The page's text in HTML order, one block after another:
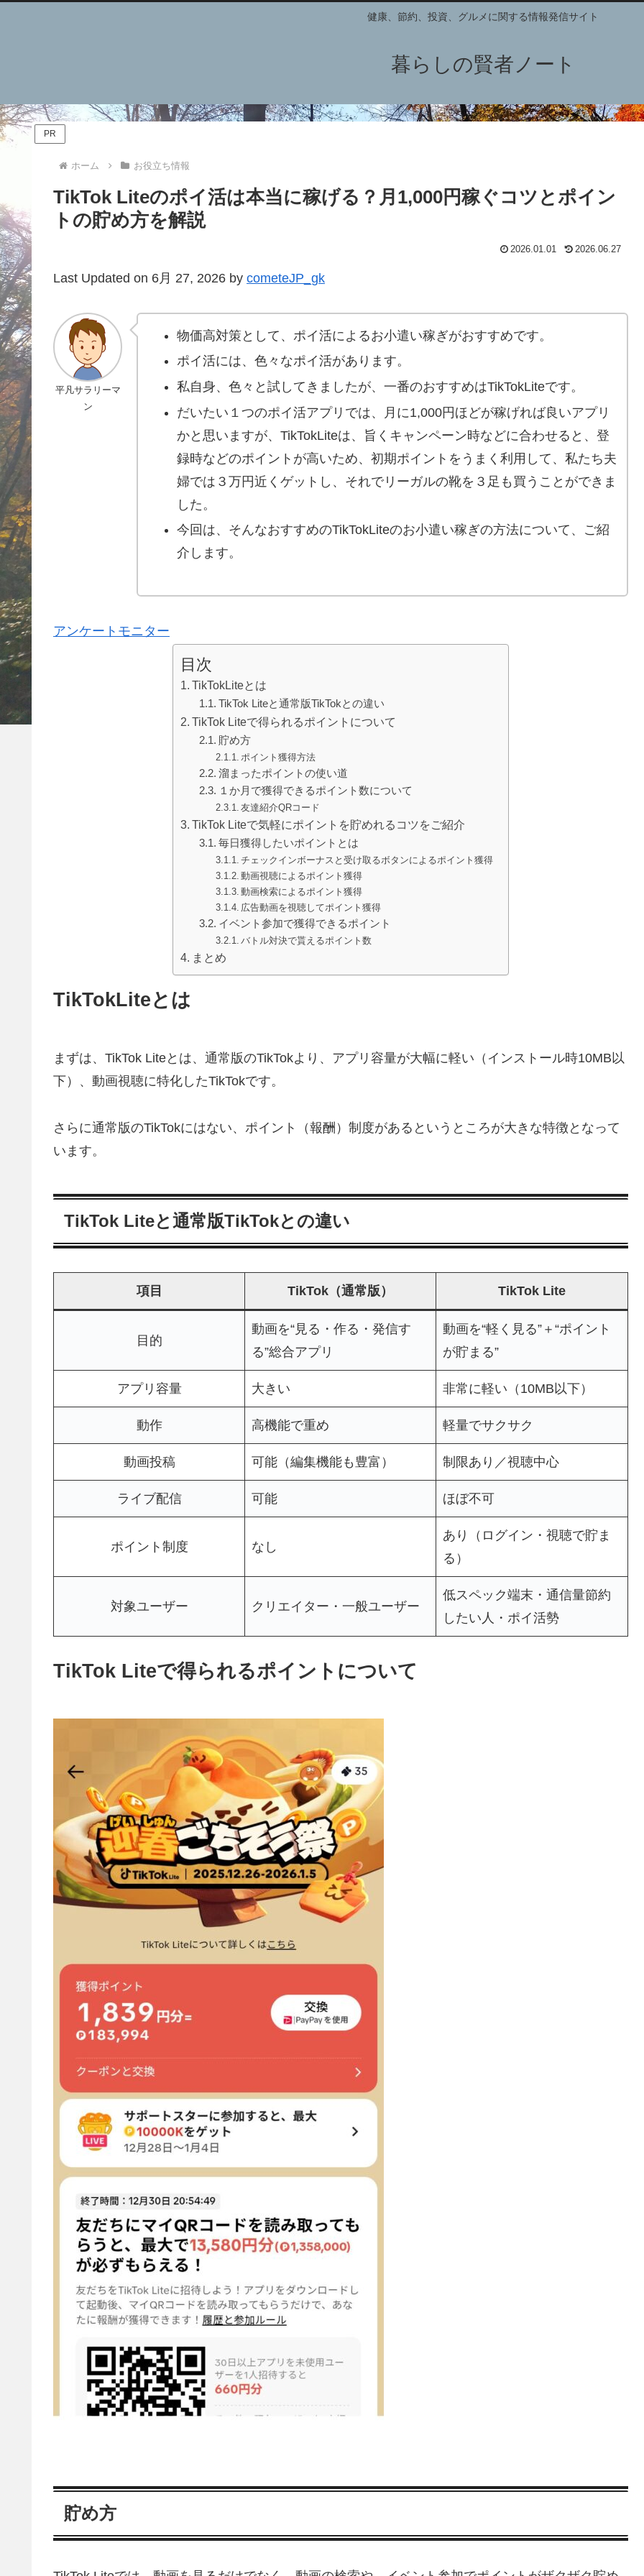
健康、節約、投資、グルメに関する情報発信サイト
暮らしの賢者ノート
PR
ホーム お役立ち情報
TikTok Liteのポイ活は本当に稼げる？月1,000円稼ぐコツとポイン
トの貯め方を解説
2026.01.01 2026.06.27
Last Updated on 6月 27, 2026 by cometeJP_gk
平凡サラリーマ
ン
物価高対策として、ポイ活によるお小遣い稼ぎがおすすめです。
ポイ活には、色々なポイ活があります。
私自身、色々と試してきましたが、一番のおすすめはTikTokLiteです。
だいたい１つのポイ活アプリでは、月に1,000円ほどが稼げれば良いアプリ
かと思いますが、TikTokLiteは、旨くキャンペーン時などに合わせると、登
録時などのポイントが高いため、初期ポイントをうまく利用して、私たち夫
婦では３万円近くゲットし、それでリーガルの靴を３足も買うことができま
した。
今回は、そんなおすすめのTikTokLiteのお小遣い稼ぎの方法について、ご紹
介します。
アンケートモニター
目次
TikTokLiteとは
TikTok Liteと通常版TikTokとの違い
TikTok Liteで得られるポイントについて
貯め方
ポイント獲得方法
溜まったポイントの使い道
１か月で獲得できるポイント数について
友達紹介QRコード
TikTok Liteで気軽にポイントを貯めれるコツをご紹介
毎日獲得したいポイントとは
チェックインボーナスと受け取るボタンによるポイント獲得
動画視聴によるポイント獲得
動画検索によるポイント獲得
広告動画を視聴してポイント獲得
イベント参加で獲得できるポイント
バトル対決で貰えるポイント数
まとめ
TikTokLiteとは
まずは、TikTok Liteとは、通常版のTikTokより、アプリ容量が大幅に軽い（インストール時10MB以
下）、動画視聴に特化したTikTokです。
さらに通常版のTikTokにはない、ポイント（報酬）制度があるというところが大きな特徴となって
います。
TikTok Liteと通常版TikTokとの違い
項目 TikTok（通常版） TikTok Lite
目的
動画を“見る・作る・発信す
る”総合アプリ
動画を“軽く見る”＋“ポイント
が貯まる”
アプリ容量 大きい 非常に軽い（10MB以下）
動作 高機能で重め 軽量でサクサク
動画投稿 可能（編集機能も豊富） 制限あり／視聴中心
ライブ配信 可能 ほぼ不可
ポイント制度 なし
あり（ログイン・視聴で貯ま
る）
対象ユーザー クリエイター・一般ユーザー
低スペック端末・通信量節約
したい人・ポイ活勢
TikTok Liteで得られるポイントについて
貯め方